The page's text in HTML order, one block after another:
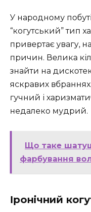
У народному
“когутський” тип
привертає увагу,
причин. Велика
знайти на
яскравих
гучний і
недалеко мудрий.
Що таке
фарбування
Іронічний